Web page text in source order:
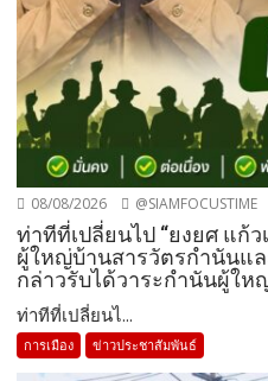
08/08/2026 @SIAMFOCUSTIME
ท่าทีที่เปลี่ยนไป “ยงยศ แก้
ผู้ใหญ่บ้านสารวัตรกำนันแ
กล่าวรับได้วาระกำนันผู้ให
ท่าทีที่เปลี่ยนไ...
การเมือง ข่าวประชาสัมพันธ์